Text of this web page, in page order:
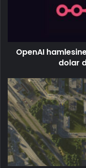
OpenAI
dolar